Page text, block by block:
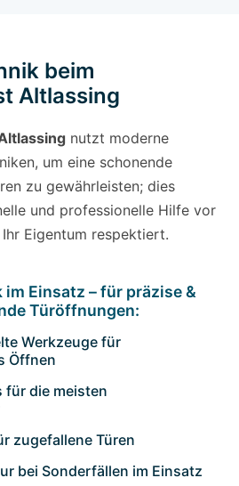
beim
Altlassing
nutzt moderne
um eine schonende
zu gewährleisten; dies
und professionelle Hilfe vor
Eigentum respektiert.
im Einsatz – für präzise &
Türöffnungen:
Werkzeuge für
Öffnen
für die meisten
zugefallene Türen
bei Sonderfällen im Einsatz